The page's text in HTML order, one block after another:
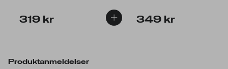
319 kr 349 kr
Produktanmeldelser